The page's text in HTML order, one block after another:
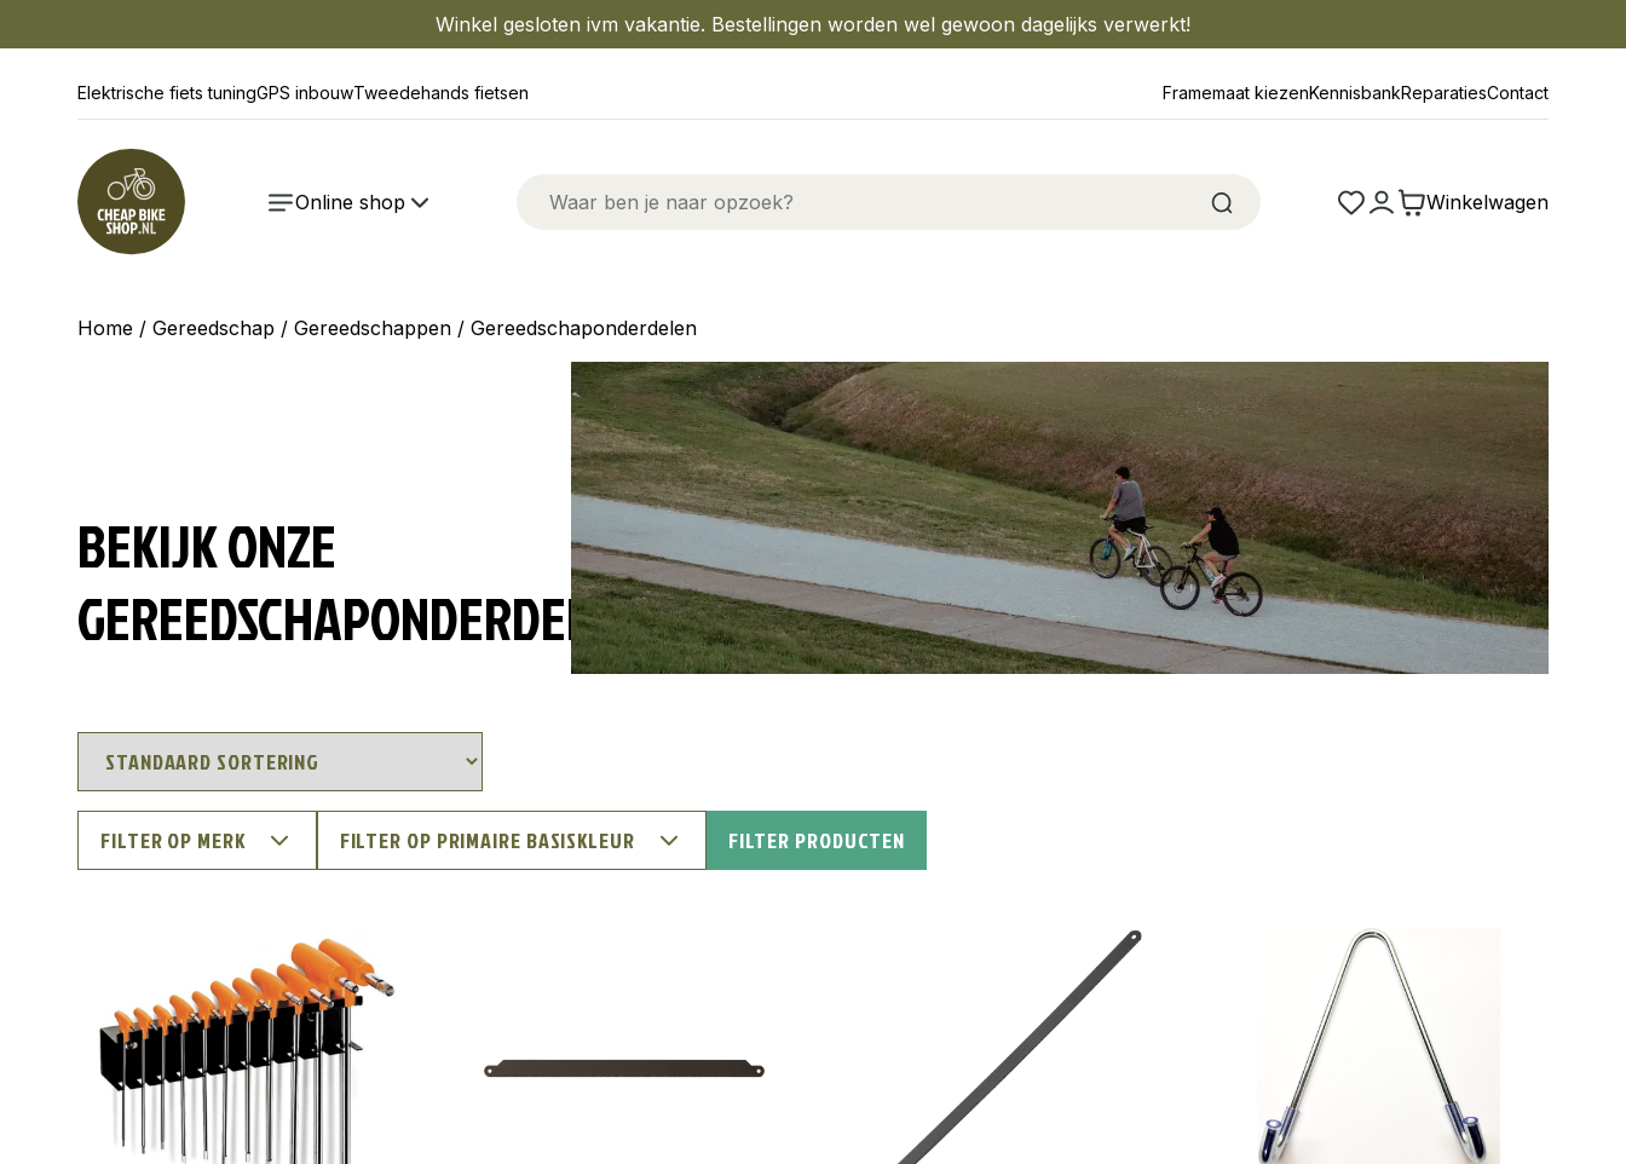
Winkel gesloten ivm vakantie. Bestellingen worden wel gewoon dagelijks verwerkt!
Elektrische fiets tuningGPS inbouwTweedehands fietsen Framemaat kiezenKennisbankReparatiesContact
Online shop Winkelwagen
Home / Gereedschap / Gereedschappen / Gereedschaponderdelen
BEKIJK ONZE
GEREEDSCHAPONDERDELEN
FILTER OP MERK FILTER OP PRIMAIRE BASISKLEUR FILTER PRODUCTEN